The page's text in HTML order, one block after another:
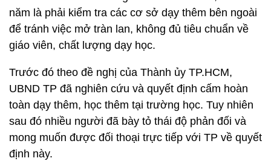
năm là phải kiểm tra các cơ sở dạy thêm bên ngoài
để tránh việc mở tràn lan, không đủ tiêu chuẩn về
giáo viên, chất lượng dạy học.
Trước đó theo đề nghị của Thành ủy TP.HCM,
UBND TP đã nghiên cứu và quyết định cấm hoàn
toàn dạy thêm, học thêm tại trường học. Tuy nhiên
sau đó nhiều người đã bày tỏ thái độ phản đối và
mong muốn được đối thoại trực tiếp với TP về quyết
định này.